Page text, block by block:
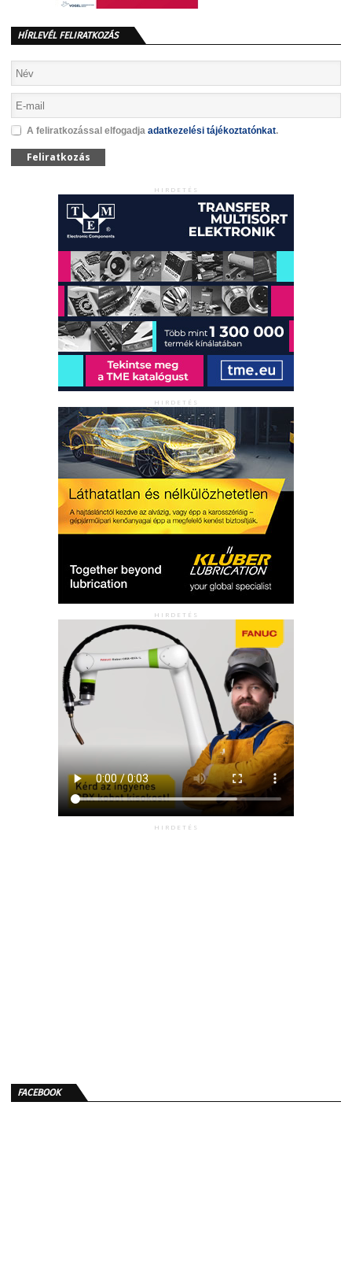
HÍRLEVÉL FELIRATKOZÁS
A feliratkozással elfogadja adatkezelési tájékoztatónkat.
Feliratkozás
HIRDETÉS
HIRDETÉS
HIRDETÉS
HIRDETÉS
FACEBOOK